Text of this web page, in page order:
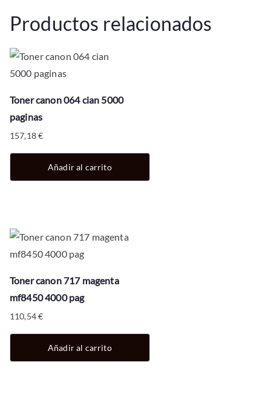
Productos relacionados
Toner canon 064 cian 5000
paginas
157,18€
Añadir al carrito
Toner canon 717 magenta
mf8450 4000 pag
110,54€
Añadir al carrito